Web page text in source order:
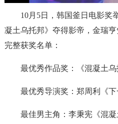
10月5日，韩国釜日电影奖
凝土乌托邦》夺得影帝，金瑞亨
完整获奖名单：
最优秀作品奖：《混凝土乌
最优秀导演奖：郑周利《下
最佳男主角：李秉宪《混凝